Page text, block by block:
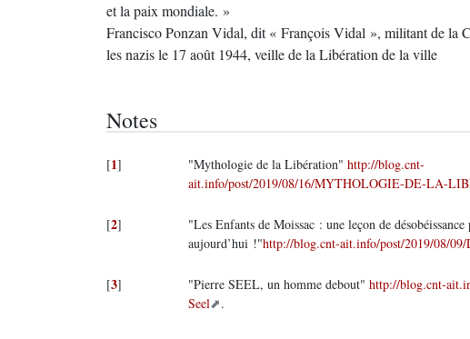
et la paix mondiale. »
Francisco Ponzan Vidal, dit « François Vidal », militant de la
les nazis le 17 août 1944, veille de la Libération de la ville
Notes
[1] "Mythologie de la Libération" http://blog.cnt-
ait.info/post/2019/08/16/MYTHOLOGIE-DE-LA-
[2]
"Les Enfants de Moissac : une leçon de désobéissance
aujourd’hui !"http://blog.cnt-ait.info/post/2019/08/09/
[3] "Pierre SEEL, un homme debout" http://blog.cnt-
Seel
.